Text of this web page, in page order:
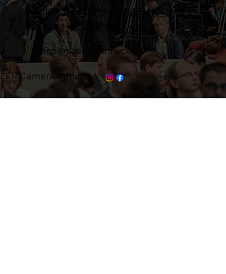
Camera Support
sales@ozentripods.com
​深圳市龙华区龙华街道清华社区龙华大
道4683号汇隆智尚B区439